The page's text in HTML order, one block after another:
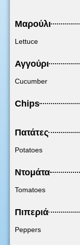
Μαρούλι
Lettuce
Αγγούρι
Cucumber
Chips
Πατάτες
Potatoes
Ντομάτα
Tomatoes
Πιπεριά
Peppers